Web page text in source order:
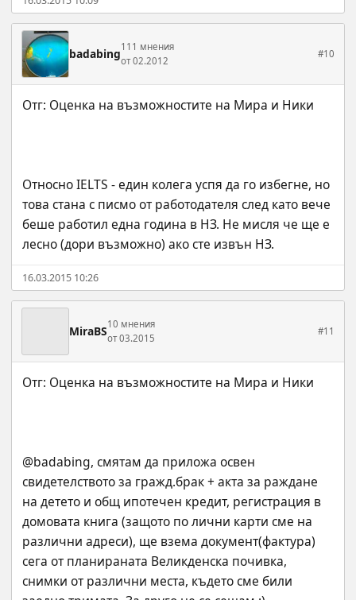
badabing111 мнения
от 02.2012
#10
Относно IELTS - един колега успя да го избегне, но
това стана с писмо от работодателя след като вече
беше работил една година в НЗ. Не мисля че ще е
лесно (дори възможно) ако сте извън НЗ.
16.03.2015 10:26
MiraBS10 мнения
от 03.2015
#11
@badabing, смятам да приложа освен
свидетелството за гражд.брак + акта за раждане
на детето и общ ипотечен кредит, регистрация в
домовата книга (защото по лични карти сме на
различни адреси), ще взема документ(фактура)
сега от планираната Великденска почивка,
снимки от различни места, където сме били